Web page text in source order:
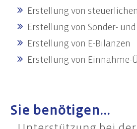
Controlling
Datenschutz
Externer
Datenschutzberatung
Datenschutzmanagement
Erstellung von
Erstellung von Sonder-
Erstellung von E-Bilanzen
Erstellung von Einnahme-
Sie benötigen...